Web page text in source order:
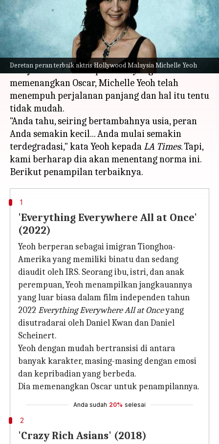
Deretan peran terbaik aktris Hollywood Malaysia Michelle Yeoh
menulis Sep 29, 2023 01:09 pm
Dari film aksi Hong Kong tahun 90-an hingga
menjadi wanita Asia pertama yang
memenangkan Oscar, Michelle Yeoh telah
menempuh perjalanan panjang dan hal itu tentu
tidak mudah.
"Anda tahu, seiring bertambahnya usia, peran
Anda semakin kecil... Anda mulai semakin
terdegradasi," kata Yeoh kepadaLA Times. Tapi,
kami berharap dia akan menentang norma ini.
1
'Everything Everywhere All at Once'
(2022)
Yeoh berperan sebagai imigran Tionghoa-
Amerika yang memiliki binatu dan sedang
diaudit oleh IRS. Seorang ibu, istri, dan anak
perempuan, Yeoh menampilkan jangkauannya
yang luar biasa dalam film independen tahun
2022 Everything Everywhere All at Onceyang
disutradarai oleh Daniel Kwan dan Daniel
Scheinert.
Yeoh dengan mudah bertransisi di antara
banyak karakter, masing-masing dengan emosi
dan kepribadian yang berbeda.
Dia memenangkan Oscar untuk penampilannya.
Anda sudah 20% selesai
2
'Crazy Rich Asians' (2018)